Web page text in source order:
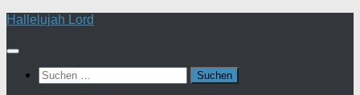
Zum
springen
Hallelujah Lord
Suchen
nach: